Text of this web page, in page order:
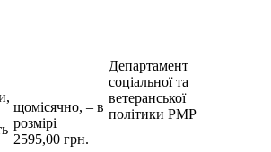
щомісячно, – в
розмірі
2595,00 грн.
Департамент
соціальної та
ветеранської
політики РМР